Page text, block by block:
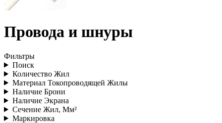
Провода и шнуры
Фильтры
Поиск
Количество Жил
Материал Токопроводящей Жилы
Наличие Брони
Наличие Экрана
Сечение Жил, Мм²
Маркировка